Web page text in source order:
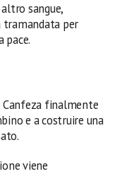
sangue,
tramandata per
pace.
Canfeza finalmente
e a costruire una
viene